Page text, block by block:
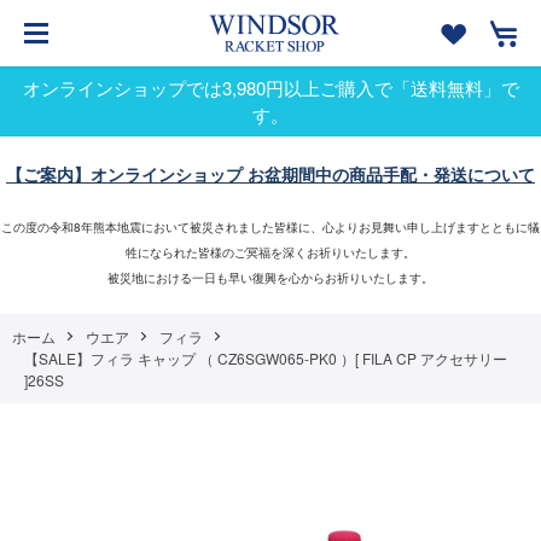
オンラインショップでは3,980円以上ご購入で「送料無料」で
す。
【ご案内】オンラインショップ お盆期間中の商品手配・発送について
この度の令和8年熊本地震において被災されました皆様に、心よりお見舞い申し上げますとともに犠
牲になられた皆様のご冥福を深くお祈りいたします。
被災地における一日も早い復興を心からお祈りいたします。
ホーム ウエア
フィラ
【SALE】フィラ キャップ （ CZ6SGW065-PK0 ）[ FILA CP アクセサリー
]26SS